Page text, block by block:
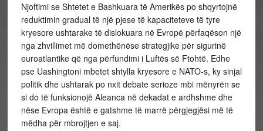
Njoftimi se Shtetet e Bashkuara të Amerikës po shqyrtojnë
reduktimin gradual të një pjese të kapaciteteve të tyre
kryesore ushtarake të dislokuara në Evropë përfaqëson një
nga zhvillimet më domethënëse strategjike për sigurinë
euroatlantike që nga përfundimi i Luftës së Ftohtë. Edhe
pse Uashingtoni mbetet shtylla kryesore e NATO-s, ky sinjal
politik dhe ushtarak po nxit debate serioze mbi mënyrën se
si do të funksionojë Aleanca në dekadat e ardhshme dhe
nëse Evropa është e gatshme të marrë përgjegjësi më të
mëdha për mbrojtjen e saj.